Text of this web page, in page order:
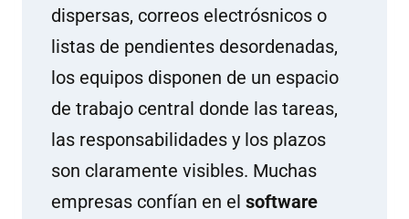
dis­per­sas, co­rreos elec­trós­ni­cos o
lis­tas de pen­dien­tes de­sor­de­na­das,
los equi­pos dis­po­nen de un es­pa­cio
de tra­ba­jo cen­tral don­de las ta­reas,
las res­pon­sa­bi­li­da­des y los pla­zos
son cla­ra­men­te vi­si­bles. Mu­chas
em­pre­sas con­fían en el soft­ware